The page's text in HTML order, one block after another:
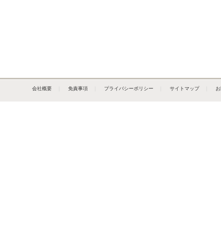
会社概要 免責事項 プライバシーポリシー サイトマップ｜